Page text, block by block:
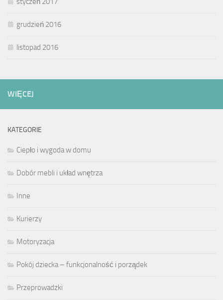
grudzień 2016
listopad 2016
WIĘCEJ
KATEGORIE
Ciepło i wygoda w domu
Dobór mebli i układ wnętrza
Inne
Kurierzy
Motoryzacja
Pokój dziecka – funkcjonalność i porządek
Przeprowadzki